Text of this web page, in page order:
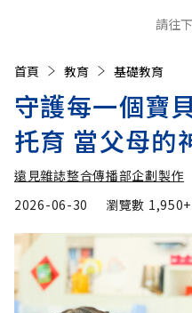
請往
首頁 教育 基礎教育
守護每一個寶
托育 當父母的
遠見雜誌整合傳播部企劃製作
2026-06-30
瀏覽數 1,950+